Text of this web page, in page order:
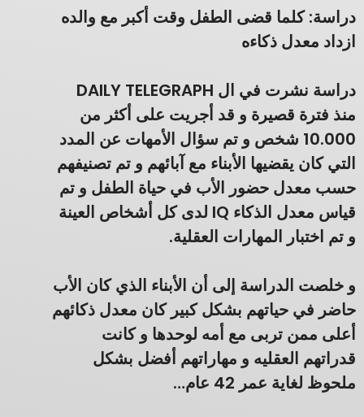
دراسة: كلما قضى الطفل وقت أكبر مع والده
ازداد معدل ذكاءه
دراسة نشرت في ال DAILY TELEGRAPH
منذ فترة قصيرة و قد أجريت على أكثر من
10.000 شخص و تم سؤال الأمهات عن المدد
التي كان يقضيها الأبناء مع آبائهم و تم تصنيفهم
حسب معدل حضور الأب في حياة الطفل و تم
قياس معدل الذكاء IQ لدى كل أشخاص العينة
و تم اختبار المهارات العقلية.
و خلصت الدراسة إلى أن الأبناء الذي كان الأب
حاضر في حياتهم بشكل كبير كان معدل ذكائهم
أعلى ممن تربى مع أمه لوحدها و كانت
قدراتهم العقليه و مهاراتهم أفضل بشكل
ملحوظ لغاية عمر 42 عام…